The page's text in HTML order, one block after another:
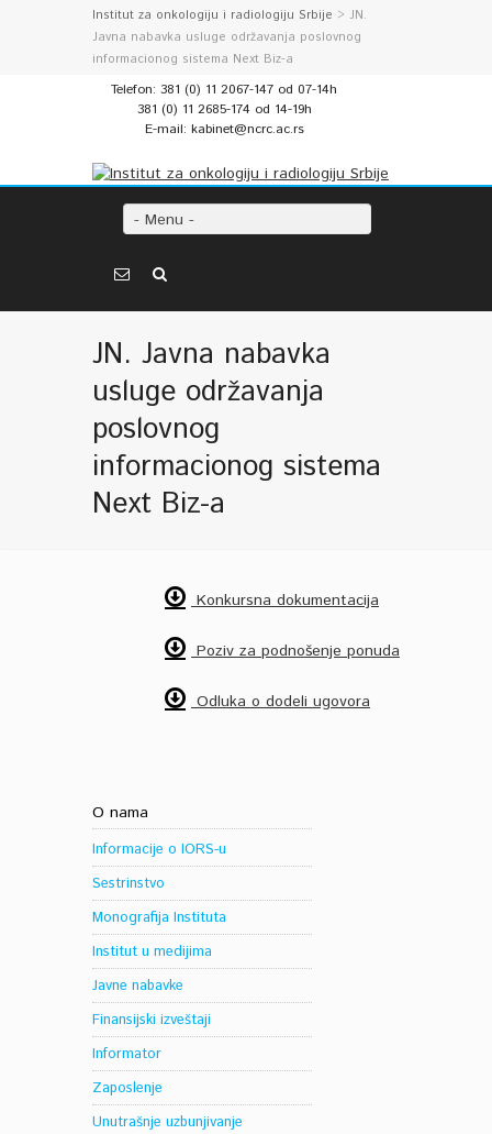
Institut za onkologiju i radiologiju Srbije > JN.
Javna nabavka usluge održavanja poslovnog
informacionog sistema Next Biz-a
Telefon: 381 (0) 11 2067-147 od 07-14h
381 (0) 11 2685-174 od 14-19h
E-mail: kabinet@ncrc.ac.rs
- Menu -
JN. Javna nabavka
usluge održavanja
poslovnog
informacionog sistema
Next Biz-a
Konkursna dokumentacija
Poziv za podnošenje ponuda
Odluka o dodeli ugovora
O nama
Informacije o IORS-u
Sestrinstvo
Monografija Instituta
Institut u medijima
Javne nabavke
Finansijski izveštaji
Informator
Zaposlenje
Unutrašnje uzbunjivanje